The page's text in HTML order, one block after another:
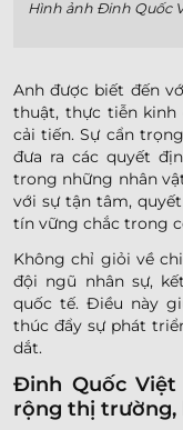
Hình ảnh Đinh Quốc
Anh được biết đến
thuật, thực tiễn
cải tiến. Sự cẩn
đưa ra các quyết
trong những nhân
với sự tận tâm,
tín vững chắc trong
Không chỉ giỏi về
đội ngũ nhân sự,
quốc tế. Điều này
thúc đẩy sự phát
dắt.
Đinh Quốc
rộng thị trường,